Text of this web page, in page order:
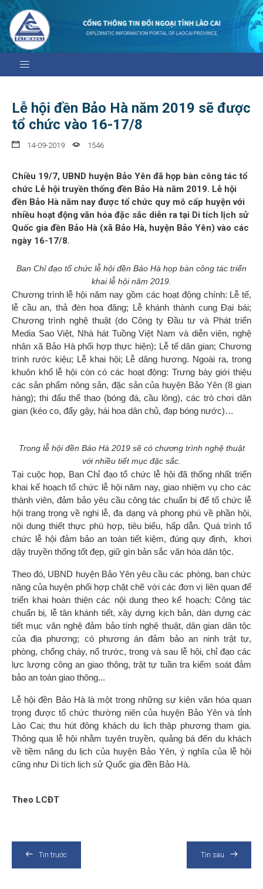
Lễ hội đền Bảo Hà năm 2019 sẽ được
tổ chức vào 16-17/8
14-09-2019 1546
Chiều 19/7, UBND huyện Bảo Yên đã họp bàn công tác tổ
chức Lễ hội truyền thống đền Bảo Hà năm 2019. Lễ hội
đền Bảo Hà năm nay được tổ chức quy mô cấp huyện với
nhiều hoạt động văn hóa đặc sắc diễn ra tại Di tích lịch sử
Quốc gia đền Bảo Hà (xã Bảo Hà, huyện Bảo Yên) vào các
ngày 16-17/8.
Ban Chỉ đạo tổ chức lễ hội đền Bảo Hà họp bàn công tác triển
khai lễ hội năm 2019.
Chương trình lễ hội năm nay gồm các hoạt động chính: Lễ tế,
lễ cầu an, thả đèn hoa đăng; Lễ khánh thành cung Đại bái;
Chương trình nghệ thuật (do Công ty Đầu tư và Phát triển
Media Sao Việt, Nhà hát Tuồng Việt Nam và diễn viên, nghệ
nhân xã Bảo Hà phối hợp thực hiện); Lễ tế dân gian; Chương
trình rước kiệu; Lễ khai hội; Lễ dâng hương. Ngoài ra, trong
khuôn khổ lễ hội còn có các hoạt động: Trưng bày giới thiệu
các sản phẩm nông sản, đặc sản của huyện Bảo Yên (8 gian
hàng); thi đấu thể thao (bóng đá, cầu lông), các trò chơi dân
gian (kéo co, đẩy gậy, hái hoa dân chủ, đạp bóng nước)…
Trong lễ hội đền Bảo Hà 2019 sẽ có chương trình nghệ thuật
với nhiều tiết mục đặc sắc.
Tại cuộc họp, Ban Chỉ đạo tổ chức lễ hội đã thống nhất triển
khai kế hoạch tổ chức lễ hội năm nay, giao nhiệm vụ cho các
thành viên, đảm bảo yêu cầu công tác chuẩn bị để tổ chức lễ
hội trang trọng về nghi lễ, đa dạng và phong phú về phần hội,
nội dung thiết thực phù hợp, tiêu biểu, hấp dẫn. Quá trình tổ
chức lễ hội đảm bảo an toàn tiết kiệm, đúng quy định, khơi
dậy truyền thống tốt đẹp, giữ gìn bản sắc văn hóa dân tộc.
Theo đó, UBND huyện Bảo Yên yêu cầu các phòng, ban chức
năng của huyện phối hợp chặt chẽ với các đơn vị liên quan để
triển khai hoàn thiện các nội dung theo kế hoạch: Công tác
chuẩn bị, lễ tân khánh tiết, xây dựng kịch bản, dàn dựng các
tiết mục văn nghệ đảm bảo tính nghệ thuật, dân gian dân tộc
của địa phương; có phương án đảm bảo an ninh trật tự,
phòng, chống cháy, nổ trước, trong và sau lễ hội, chỉ đạo các
lực lượng công an giao thông, trật tự tuần tra kiểm soát đảm
bảo an toàn giao thông...
Lễ hội đền Bảo Hà là một trong những sự kiện văn hóa quan
trọng được tổ chức thường niên của huyện Bảo Yên và tỉnh
Lào Cai; thu hút đông khách du lịch thập phương tham gia.
Thông qua lễ hội nhằm tuyên truyền, quảng bá đến du khách
về tiềm năng du lịch của huyện Bảo Yên, ý nghĩa của lễ hội
cũng như Di tích lịch sử Quốc gia đền Bảo Hà.
Theo LCĐT
Tin trước Tin sau